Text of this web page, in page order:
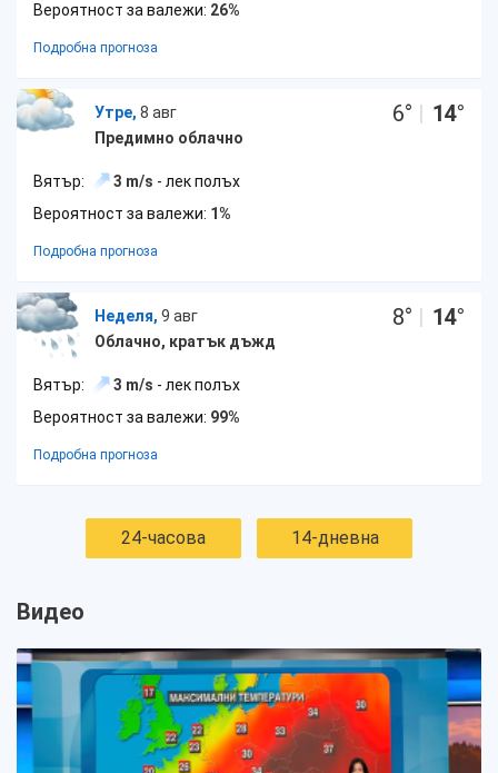
Вероятност за валежи: 26%
Подробна прогноза
Утре, 8 авг
Предимно облачно
6° | 14°
Вятър: 3 m/s - лек полъх
Вероятност за валежи: 1%
Подробна прогноза
Неделя, 9 авг
Облачно, кратък дъжд
8° | 14°
Вятър: 3 m/s - лек полъх
Вероятност за валежи: 99%
Подробна прогноза
24-часова 14-дневна
Видео